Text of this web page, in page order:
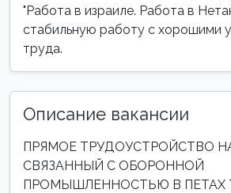
"Работа в израиле. Работа в
стабильную работу с хорошими
труда.
Описание вакансии
ПРЯМОЕ ТРУДОУСТРОЙСТВО
СВЯЗАННЫЙ С ОБОРОННОЙ
ПРОМЫШЛЕННОСТЬЮ В ПЕТАХ